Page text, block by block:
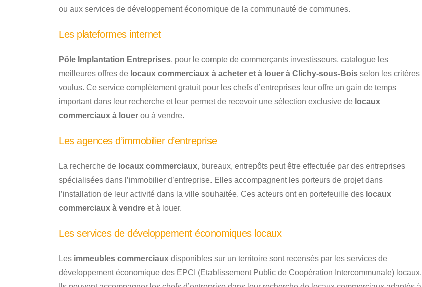
ou aux services de développement économique de la communauté de communes.
Les plateformes internet
Pôle Implantation Entreprises, pour le compte de commerçants investisseurs, catalogue les
meilleures offres de locaux commerciaux à acheter et à louer à Clichy-sous-Bois selon les critères
voulus. Ce service complètement gratuit pour les chefs d’entreprises leur offre un gain de temps
important dans leur recherche et leur permet de recevoir une sélection exclusive de locaux
commerciaux à louer ou à vendre.
Les agences d’immobilier d’entreprise
La recherche de locaux commerciaux, bureaux, entrepôts peut être effectuée par des entreprises
spécialisées dans l’immobilier d’entreprise. Elles accompagnent les porteurs de projet dans
l’installation de leur activité dans la ville souhaitée. Ces acteurs ont en portefeuille des locaux
commerciaux à vendre et à louer.
Les services de développement économiques locaux
Les immeubles commerciaux disponibles sur un territoire sont recensés par les services de
développement économique des EPCI (Etablissement Public de Coopération Intercommunale) locaux.